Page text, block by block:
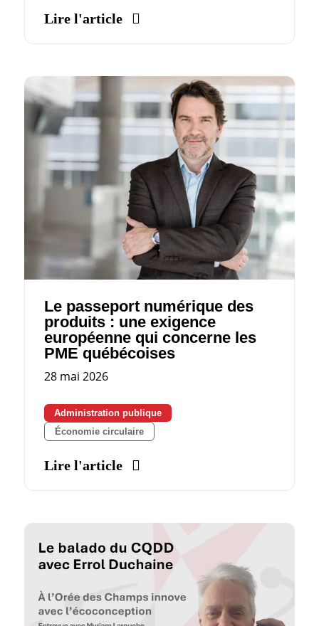
Lire l'article
Le passeport numérique des
produits : une exigence
européenne qui concerne les
PME québécoises
28 mai 2026
Administration publique
Économie circulaire
Lire l'article